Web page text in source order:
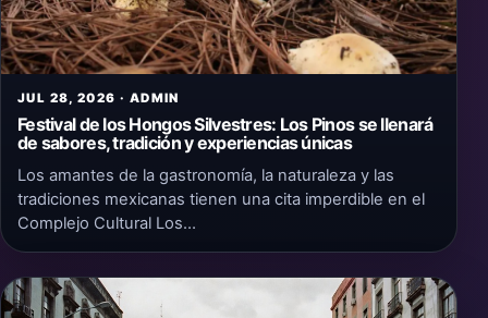
JUL 28, 2026 · ADMIN
Festival de los Hongos Silvestres: Los Pinos se llenará
de sabores, tradición y experiencias únicas
Los amantes de la gastronomía, la naturaleza y las
tradiciones mexicanas tienen una cita imperdible en el
Complejo Cultural Los…